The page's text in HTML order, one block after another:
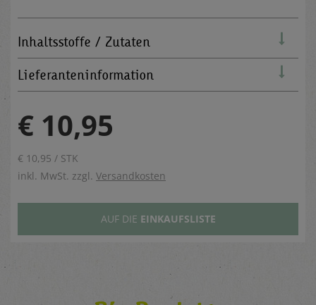
Inhaltsstoffe / Zutaten
Lieferanteninformation
€ 10,95
€ 10,95 / STK
inkl. MwSt. zzgl. Versandkosten
AUF DIE EINKAUFSLISTE